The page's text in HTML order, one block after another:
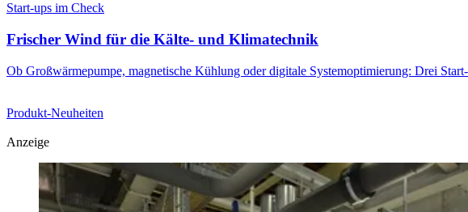
Start-ups im Check
Frischer Wind für die Kälte- und Klimatechnik
Ob Großwärmepumpe, magnetische Kühlung oder digitale Systemoptimierung: Drei
Produkt-Neuheiten
Anzeige